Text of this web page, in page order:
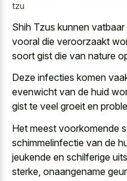
tzu
Shih Tzus kunnen
vooral die veroorzaakt
soort gist die van nature
Deze infecties komen
evenwicht van de huid
gist te veel groeit en
Het meest voorkomende
schimmelinfectie van de
jeukende en schilferige
sterke, onaangename